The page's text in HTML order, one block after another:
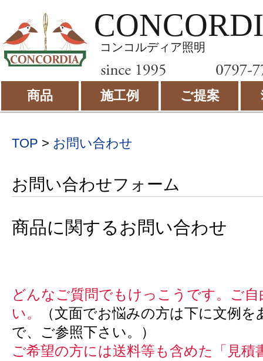
コンコルディア照明
商品 施工例 ご提案
TOP > お問い合わせ
お問い合わせフォーム
商品に関するお問い合わせ
どんなご質問でもけっこうです。ご
い。
（文面でお悩みの方は下に文例
で、ご参照下さい。）
ご希望の方には送料等も含めた「見積